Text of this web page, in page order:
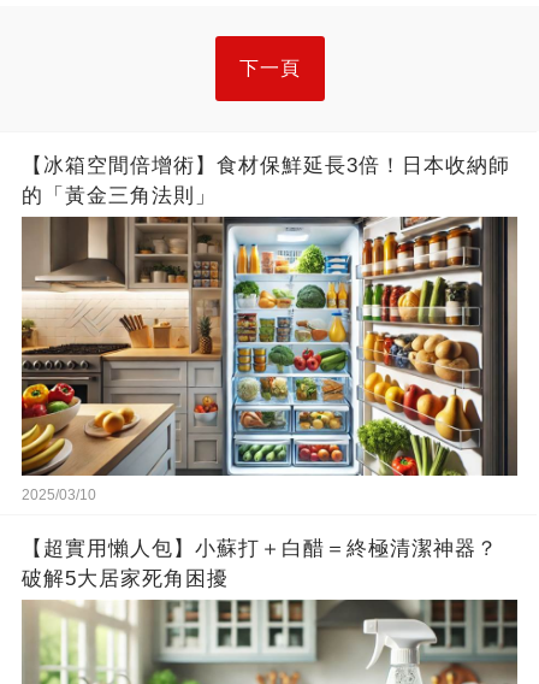
下一頁
【冰箱空間倍增術】食材保鮮延長3倍！日本收納師
的「黃金三角法則」
2025/03/10
【超實用懶人包】小蘇打＋白醋＝終極清潔神器？
破解5大居家死角困擾